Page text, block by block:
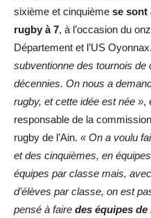
sixième et cinquième se sont
rugby à 7, à l’occasion du
Département et l’US Oyonnax.
subventionne des tournois de
décennies. On nous a
rugby, et cette idée est née »,
responsable de la
rugby de l’Ain. « On a voulu
et des cinquièmes, en
équipes par classe mais,
d’élèves par classe, on est
pensé à faire des équipes de